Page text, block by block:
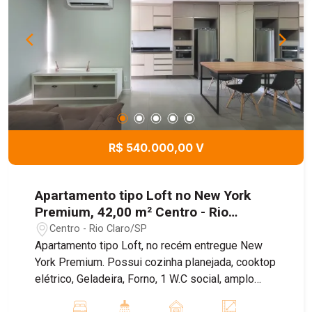
automóvel e Wi-Fi. Agende já sua visita com um
de nossos corretores!
R$ 540.000,00 V
Apartamento tipo Loft no New York
Premium, 42,00 m² Centro - Rio
Claro/SP
Centro - Rio Claro/SP
Apartamento tipo Loft, no recém entregue New
York Premium. Possui cozinha planejada, cooktop
elétrico, Geladeira, Forno, 1 W.C social, amplo